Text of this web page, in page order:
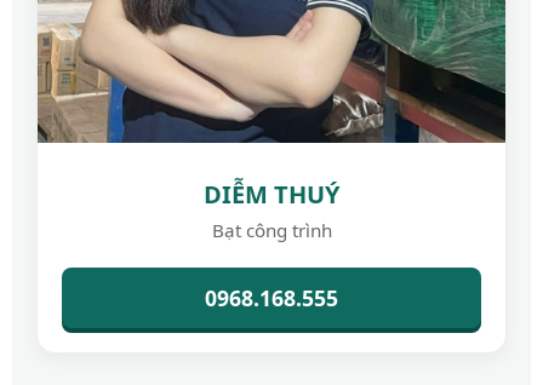
DIỄM THUÝ
Bạt công trình
0968.168.555